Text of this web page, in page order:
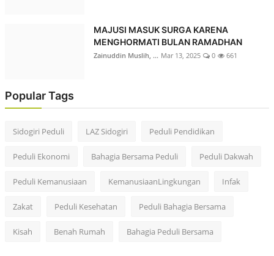
MAJUSI MASUK SURGA KARENA
MENGHORMATI BULAN RAMADHAN
Zainuddin Muslih, ... Mar 13, 2025 0 661
Popular Tags
Sidogiri Peduli LAZ Sidogiri Peduli Pendidikan
Peduli Ekonomi Bahagia Bersama Peduli Peduli Dakwah
Peduli Kemanusiaan KemanusiaanLingkungan Infak
Zakat Peduli Kesehatan Peduli Bahagia Bersama
Kisah Benah Rumah Bahagia Peduli Bersama